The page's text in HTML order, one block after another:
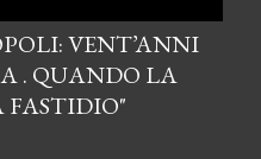
VENT’ANNI
. QUANDO LA